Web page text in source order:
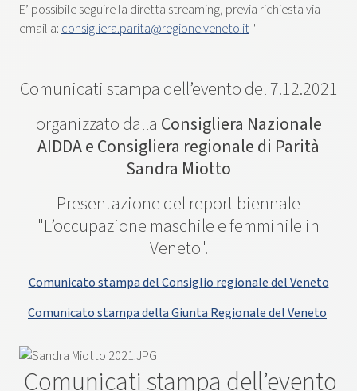
E’ possibile seguire la diretta streaming, previa richiesta via
email a: consigliera.parita@regione.veneto.it"
Comunicati stampa dell’evento del 7.12.2021
organizzato dalla Consigliera Nazionale
AIDDA e Consigliera regionale di Parità
Sandra Miotto
Presentazione del report biennale
"L’occupazione maschile e femminile in
Veneto".
Comunicato stampa del Consiglio regionale del Veneto
Comunicato stampa della Giunta Regionale del Veneto
Comunicati stampa dell’evento